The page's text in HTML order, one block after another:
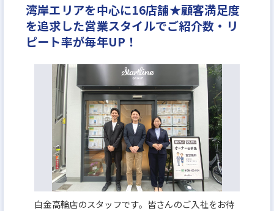
湾岸エリアを中心に16店舗★顧客満足度
を追求した営業スタイルでご紹介数・リ
ピート率が毎年UP！
白金高輪店のスタッフです。皆さんのご入社をお待